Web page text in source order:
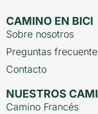
CAMINO EN BICI
Sobre nosotros
Preguntas
Contacto
NUESTROS
Camino Francés